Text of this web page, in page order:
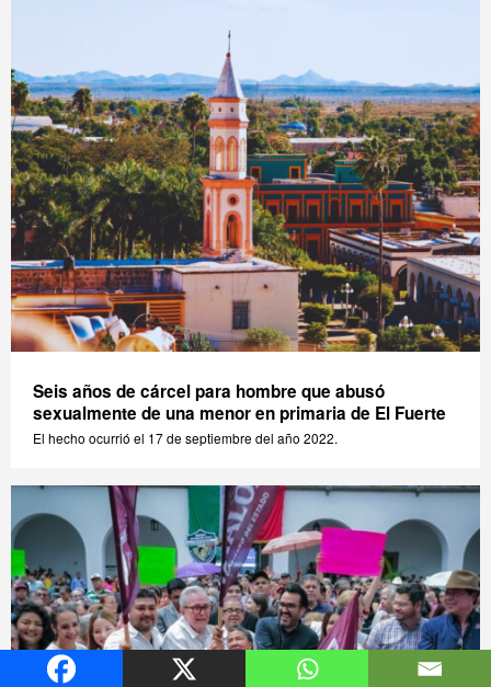
Seis años de cárcel para hombre que abusó
sexualmente de una menor en primaria de El Fuerte
El hecho ocurrió el 17 de septiembre del año 2022.